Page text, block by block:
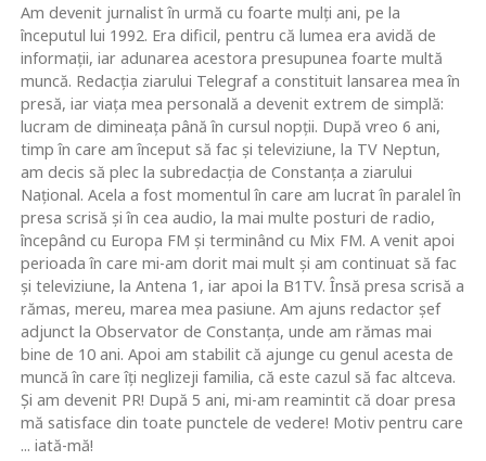
Am devenit jurnalist în urmă cu foarte mulţi ani, pe la
începutul lui 1992. Era dificil, pentru că lumea era avidă de
informaţii, iar adunarea acestora presupunea foarte multă
muncă. Redacţia ziarului Telegraf a constituit lansarea mea în
presă, iar viaţa mea personală a devenit extrem de simplă:
lucram de dimineaţa până în cursul nopţii. După vreo 6 ani,
timp în care am început să fac şi televiziune, la TV Neptun,
am decis să plec la subredacţia de Constanţa a ziarului
Naţional. Acela a fost momentul în care am lucrat în paralel în
presa scrisă şi în cea audio, la mai multe posturi de radio,
începând cu Europa FM şi terminând cu Mix FM. A venit apoi
perioada în care mi-am dorit mai mult şi am continuat să fac
şi televiziune, la Antena 1, iar apoi la B1TV. Însă presa scrisă a
rămas, mereu, marea mea pasiune. Am ajuns redactor şef
adjunct la Observator de Constanţa, unde am rămas mai
bine de 10 ani. Apoi am stabilit că ajunge cu genul acesta de
muncă în care îţi neglizeji familia, că este cazul să fac altceva.
Şi am devenit PR! După 5 ani, mi-am reamintit că doar presa
mă satisface din toate punctele de vedere! Motiv pentru care
... iată-mă!